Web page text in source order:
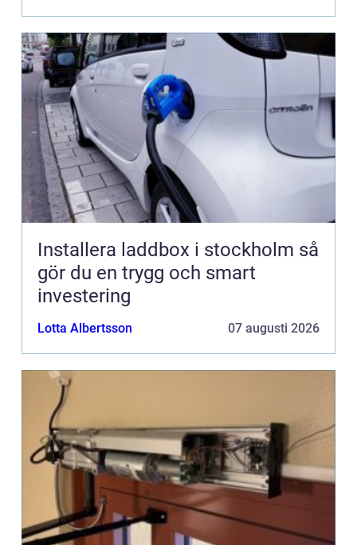
Installera laddbox i stockholm så
gör du en trygg och smart
investering
Lotta Albertsson 07 augusti 2026